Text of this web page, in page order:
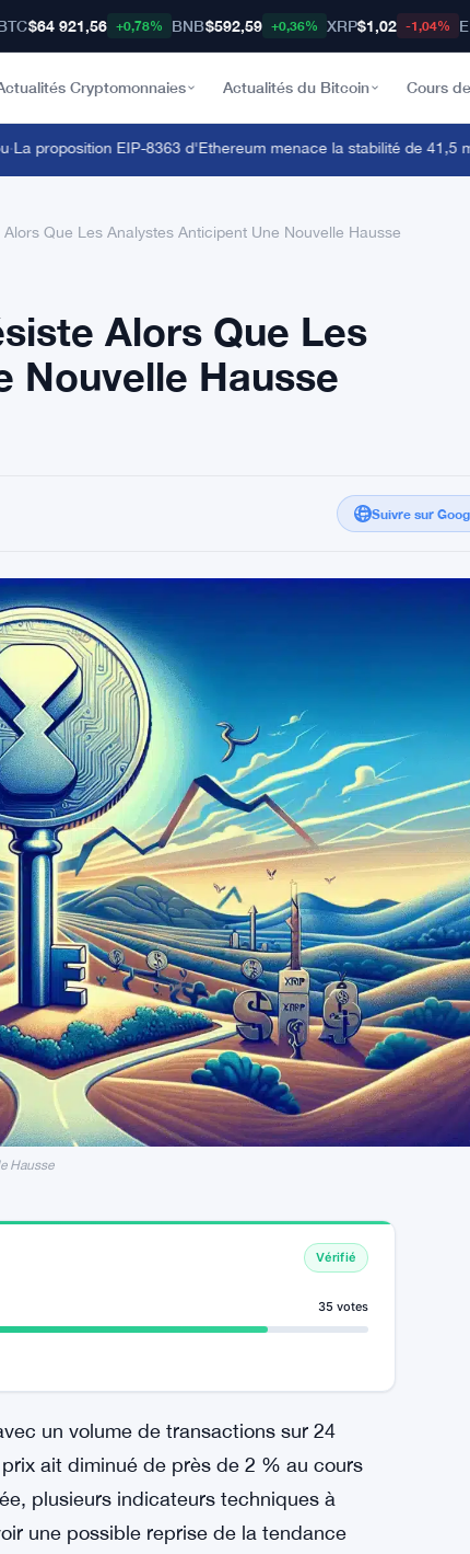
$64 921,56 +0,78% BNB$592,59 +0,36% XRP$1,02 -1,04%
Cryptomonnaies Actualités du Bitcoin Cours
proposition EIP-8363 d'Ethereum menace la stabilité de 41,5
Que Les Analystes Anticipent Une Nouvelle Hausse
Alors Que Les
Nouvelle Hausse
Suivre sur
Hausse
Vérifié
35 votes
un volume de transactions sur 24
ait diminué de près de 2 % au cours
plusieurs indicateurs techniques à
une possible reprise de la tendance